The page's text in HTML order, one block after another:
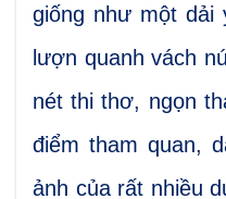
giống như một dải
lượn quanh vách
nét thi thơ, ngọn
điểm tham quan,
ảnh của rất nhiều